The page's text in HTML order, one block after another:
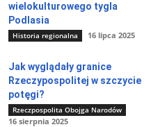
wielokulturowego tygla
Podlasia
Historia regionalna 16 lipca 2025
Jak wyglądały granice
Rzeczypospolitej w szczycie
potęgi?
Rzeczpospolita Obojga Narodów
16 sierpnia 2025